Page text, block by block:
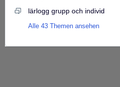
lärlogg grupp och individ
Alle 43 Themen ansehen